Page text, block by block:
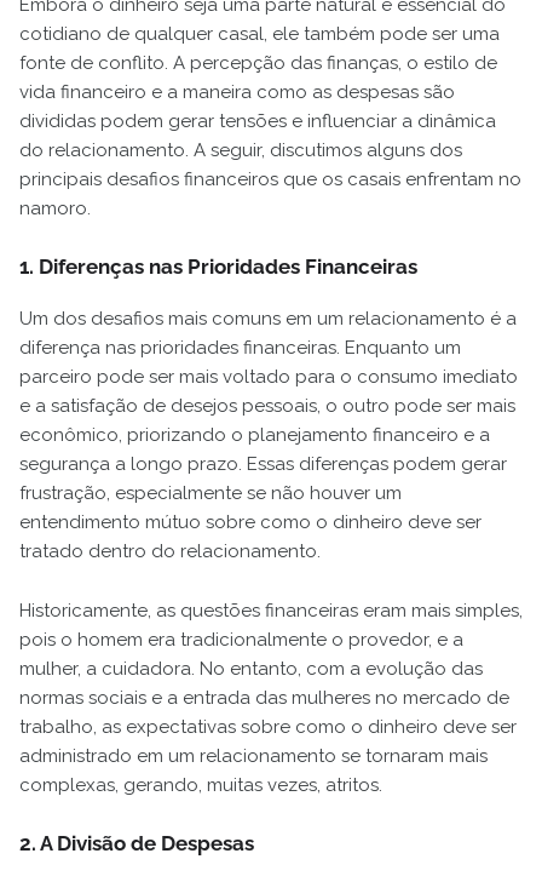
Embora o dinheiro seja uma parte natural e essencial do
cotidiano de qualquer casal, ele também pode ser uma
fonte de conflito. A percepção das finanças, o estilo de
vida financeiro e a maneira como as despesas são
divididas podem gerar tensões e influenciar a dinâmica
do relacionamento. A seguir, discutimos alguns dos
principais desafios financeiros que os casais enfrentam no
namoro.
1. Diferenças nas Prioridades Financeiras
Um dos desafios mais comuns em um relacionamento é a
diferença nas prioridades financeiras. Enquanto um
parceiro pode ser mais voltado para o consumo imediato
e a satisfação de desejos pessoais, o outro pode ser mais
econômico, priorizando o planejamento financeiro e a
segurança a longo prazo. Essas diferenças podem gerar
frustração, especialmente se não houver um
entendimento mútuo sobre como o dinheiro deve ser
tratado dentro do relacionamento.
Historicamente, as questões financeiras eram mais simples,
pois o homem era tradicionalmente o provedor, e a
mulher, a cuidadora. No entanto, com a evolução das
normas sociais e a entrada das mulheres no mercado de
trabalho, as expectativas sobre como o dinheiro deve ser
administrado em um relacionamento se tornaram mais
complexas, gerando, muitas vezes, atritos.
2. A Divisão de Despesas